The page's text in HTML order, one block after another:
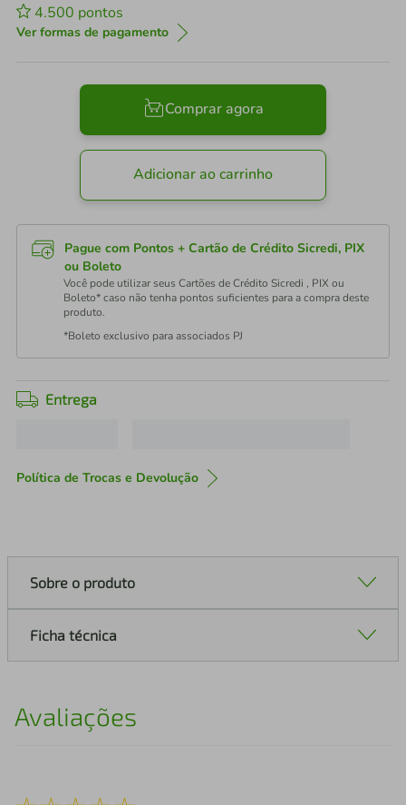
4.500 pontos
Ver formas de pagamento
Comprar agora
Adicionar ao carrinho
Pague com Pontos + Cartão de Crédito Sicredi, PIX
ou Boleto
Você pode utilizar seus Cartões de Crédito Sicredi , PIX ou
Boleto* caso não tenha pontos suficientes para a compra deste
produto.
*Boleto exclusivo para associados PJ
Entrega
Política de Trocas e Devolução
Sobre o produto
Ficha técnica
Avaliações